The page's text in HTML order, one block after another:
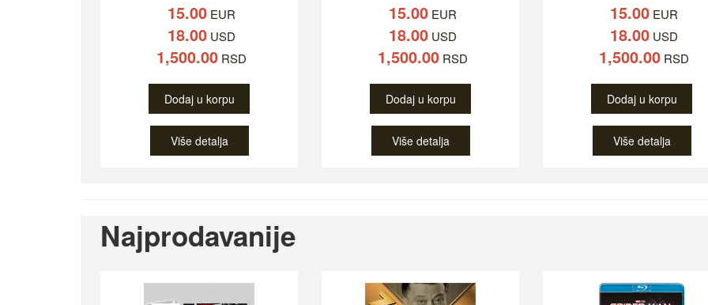
15.00EUR
18.00USD
1,500.00RSD
Dodaj u korpu
Više detalja
15.00EUR
18.00USD
1,500.00RSD
Dodaj u korpu
Više detalja
15.00EUR
18.00USD
1,500.00RSD
Dodaj u korpu
Više detalja
Najprodavanije